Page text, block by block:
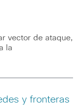
vector de ataque,
la
y fronteras